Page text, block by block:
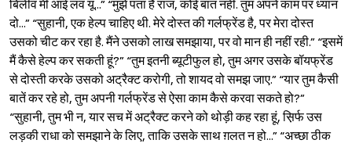
Sign in
बिलीव मी आई लव यूं...” “मुझे पता है राज, कोई बात नहीं. तुम अपने काम पर ध्यान
दो...” “सुहानी, एक हेल्प चाहिए थी. मेरे दोस्त की गर्लफ्रेंड है, पर मेरा दोस्त
उसको चीट कर रहा है. मैंने उसको लाख समझाया, पर वो मान ही नहीं रही.” “इसमें
मैं कैसे हेल्प कर सकती हूं?” “तुम इतनी ब्यूटीफुल हो, तुम अगर उसके बॉयफ्रेंड
से दोस्ती करके उसको अट्रैक्ट करोगी, तो शायद वो समझ जाए.” “यार तुम कैसी
बातें कर रहे हो, तुम अपनी गर्लफ्रेंड से ऐसा काम कैसे करवा सकते हो?”
“सुहानी, तुम भी न, यार सच में अट्रैक्ट करने को थोड़ी कह रहा हूं, स़िर्फ उस
लड़की राधा को समझाने के लिए, ताकि उसके साथ ग़लत न हो...” “अच्छा ठीक